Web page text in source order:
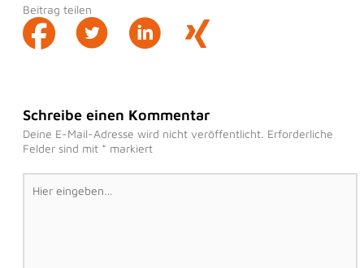
Beitrag teilen
Schreibe einen Kommentar
Deine E-Mail-Adresse wird nicht veröffentlicht. Erforderliche
Felder sind mit * markiert
Hier
eingeben…